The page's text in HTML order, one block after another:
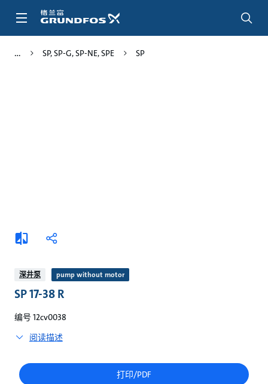
SP, SP-G, SP-NE, SPE SP
添
加
较
分
深井泵 pump without motor
SP 17-38 R
编号 12cv0038
阅读描述
打印/PDF